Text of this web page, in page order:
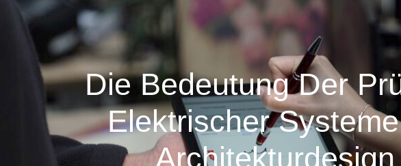
Die Bedeutung Der
Elektrischer
Architekturdesign